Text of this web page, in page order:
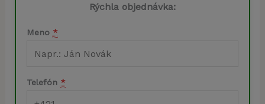
bola:
je:
Rýchla objednávka:
Meno *
Telefón *